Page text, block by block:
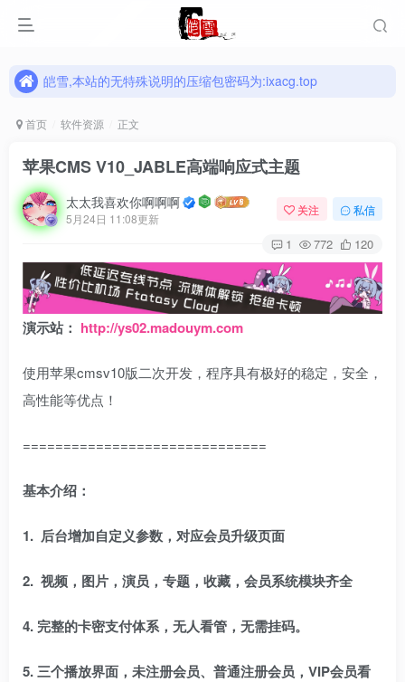
皑雪,本站的无特殊说明的压缩包密码为:ixacg.top
皑雪,本站的无特殊说明的压缩包密码为:ixacg.top
首页 软件资源 正文
苹果CMS V10_JABLE高端响应式主题
太太我喜欢你啊啊啊
5月24日 11:08更新
关注 私信
1 772 120
演示站： http://ys02.madouym.com
使用苹果cmsv10版二次开发，程序具有极好的稳定，安全，
高性能等优点！
==============================
基本介绍：
1. 后台增加自定义参数，对应会员升级页面
2. 视频，图片，演员，专题，收藏，会员系统模块齐全
4. 完整的卡密支付体系，无人看管，无需挂码。
5. 三个播放界面，未注册会员、普通注册会员，VIP会员看